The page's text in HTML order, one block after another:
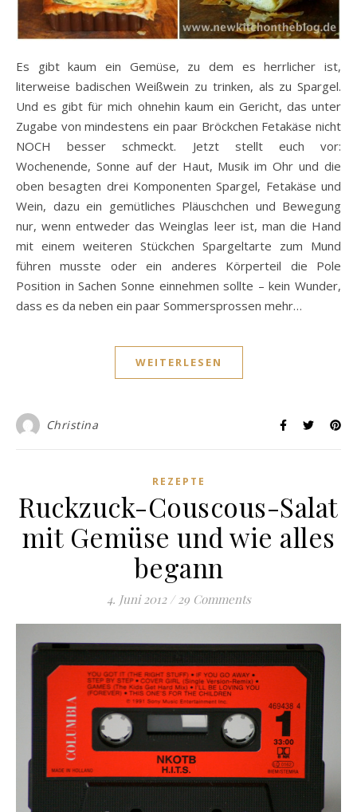
Es gibt kaum ein Gemüse, zu dem es herrlicher ist,
literweise badischen Weißwein zu trinken, als zu Spargel.
Und es gibt für mich ohnehin kaum ein Gericht, das unter
Zugabe von mindestens ein paar Bröckchen Fetakäse nicht
NOCH besser schmeckt. Jetzt stellt euch vor:
Wochenende, Sonne auf der Haut, Musik im Ohr und die
oben besagten drei Komponenten Spargel, Fetakäse und
Wein, dazu ein gemütliches Pläuschchen und Bewegung
nur, wenn entweder das Weinglas leer ist, man die Hand
mit einem weiteren Stückchen Spargeltarte zum Mund
führen musste oder ein anderes Körperteil die Pole
Position in Sachen Sonne einnehmen sollte – kein Wunder,
dass es da neben ein paar Sommersprossen mehr…
WEITERLESEN
Christina
REZEPTE
Ruckzuck-Couscous-Salat
mit Gemüse und wie alles
begann
4. Juni 2012 / 29 Comments